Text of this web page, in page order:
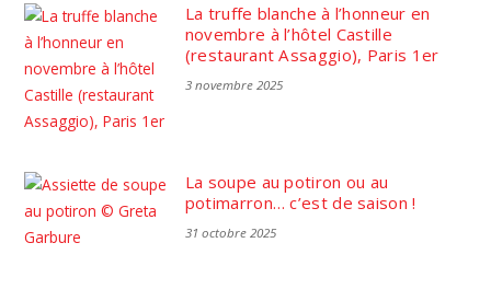
La truffe blanche à l’honneur en
novembre à l’hôtel Castille
(restaurant Assaggio), Paris 1er
3 novembre 2025
La soupe au potiron ou au
potimarron… c’est de saison !
31 octobre 2025